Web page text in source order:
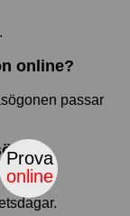
Prova
online
online?
passar